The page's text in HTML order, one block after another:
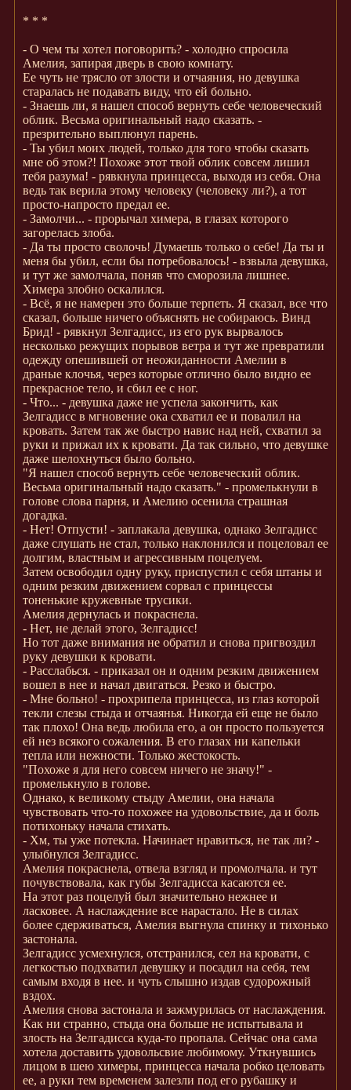
* * *
- О чем ты хотел поговорить? - холодно спросила
Амелия, запирая дверь в свою комнату.
Ее чуть не трясло от злости и отчаяния, но девушка
старалась не подавать виду, что ей больно.
- Знаешь ли, я нашел способ вернуть себе человеческий
облик. Весьма оригинальный надо сказать. -
презрительно выплюнул парень.
- Ты убил моих людей, только для того чтобы сказать
мне об этом?! Похоже этот твой облик совсем лишил
тебя разума! - рявкнула принцесса, выходя из себя. Она
ведь так верила этому человеку (человеку ли?), а тот
просто-напросто предал ее.
- Замолчи... - прорычал химера, в глазах которого
загорелась злоба.
- Да ты просто сволочь! Думаешь только о себе! Да ты и
меня бы убил, если бы потребовалось! - взвыла девушка,
и тут же замолчала, поняв что сморозила лишнее.
Химера злобно оскалился.
- Всё, я не намерен это больше терпеть. Я сказал, все что
сказал, больше ничего объяснять не собираюсь. Винд
Брид! - рявкнул Зелгадисс, из его рук вырвалось
несколько режущих порывов ветра и тут же превратили
одежду опешившей от неожиданности Амелии в
драные клочья, через которые отлично было видно ее
прекрасное тело, и сбил ее с ног.
- Что... - девушка даже не успела закончить, как
Зелгадисс в мгновение ока схватил ее и повалил на
кровать. Затем так же быстро навис над ней, схватил за
руки и прижал их к кровати. Да так сильно, что девушке
даже шелохнуться было больно.
"Я нашел способ вернуть себе человеческий облик.
Весьма оригинальный надо сказать." - промелькнули в
голове слова парня, и Амелию осенила страшная
догадка.
- Нет! Отпусти! - заплакала девушка, однако Зелгадисс
даже слушать не стал, только наклонился и поцеловал ее
долгим, властным и агрессивным поцелуем.
Затем освободил одну руку, приспустил с себя штаны и
одним резким движением сорвал с принцессы
тоненькие кружевные трусики.
Амелия дернулась и покраснела.
- Нет, не делай этого, Зелгадисс!
Но тот даже внимания не обратил и снова пригвоздил
руку девушки к кровати.
- Расслабься. - приказал он и одним резким движением
вошел в нее и начал двигаться. Резко и быстро.
- Мне больно! - прохрипела принцесса, из глаз которой
текли слезы стыда и отчаянья. Никогда ей еще не было
так плохо! Она ведь любила его, а он просто пользуется
ей нез всякого сожаления. В его глазах ни капельки
тепла или нежности. Только жестокость.
"Похоже я для него совсем ничего не значу!" -
промелькнуло в голове.
Однако, к великому стыду Амелии, она начала
чувствовать что-то похожее на удовольствие, да и боль
потихоньку начала стихать.
- Хм, ты уже потекла. Начинает нравиться, не так ли? -
улыбнулся Зелгадисс.
Амелия покраснела, отвела взгляд и промолчала. и тут
почувствовала, как губы Зелгадисса касаются ее.
На этот раз поцелуй был значительно нежнее и
ласковее. А наслаждение все нарастало. Не в силах
более сдерживаться, Амелия выгнула спинку и тихонько
застонала.
Зелгадисс усмехнулся, отстранился, сел на кровати, с
легкостью подхватил девушку и посадил на себя, тем
самым входя в нее. и чуть слышно издав судорожный
вздох.
Амелия снова застонала и зажмурилась от наслаждения.
Как ни странно, стыда она больше не испытывала и
злость на Зелгадисса куда-то пропала. Сейчас она сама
хотела доставить удовольсвие любимому. Уткнувшись
лицом в шею химеры, принцесса начала робко целовать
ее, а руки тем временем залезли под его рубашку и